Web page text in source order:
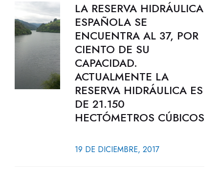
LA RESERVA HIDRÁULICA
ESPAÑOLA SE
ENCUENTRA AL 37, POR
CIENTO DE SU
CAPACIDAD.
ACTUALMENTE LA
RESERVA HIDRÁULICA ES
DE 21.150
HECTÓMETROS CÚBICOS
19 DE DICIEMBRE, 2017